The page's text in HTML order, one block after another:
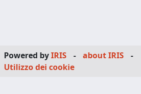
Powered byIRIS - about IRIS
-
Utilizzo dei cookie